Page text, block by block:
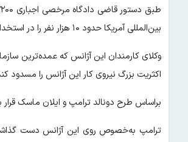
بین‌المللی آمریکا حدود ۱۰ هزار نفر را در استخدام دارد که دو سوم آنها در خارج کار می‌کنند.
وکلای کارمندان این آژانس که عمده‌ترین
اکثریت بزرگ نیروی کار این آژانس را مسدود
براساس طرح دونالد ترامپ و ایلان ماسک قرار بود فقط حدود ۶۱۱ کارمند
ترامپ به‌خصوص روی این آژانس دست